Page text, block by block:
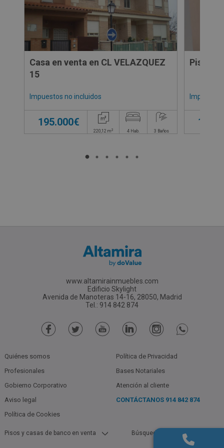
Casa en venta en CL VELAZQUEZ
15
Impuestos no incluidos
195.000€
220,12 m2 4 Hab. 3 Baños
Piso en
www.altamirainmuebles.com
Edificio Skylight
Avenida de Manoteras 14-16, 28050, Madrid
Tel.: 914 842 874
Quiénes somos
Profesionales
Gobierno Corporativo
Aviso legal
Política de Cookies
Política de Privacidad
Bases Notariales
Atención al cliente
CONTÁCTANOS 914 842 874
Pisos y casas de banco en venta Búsquedas populares